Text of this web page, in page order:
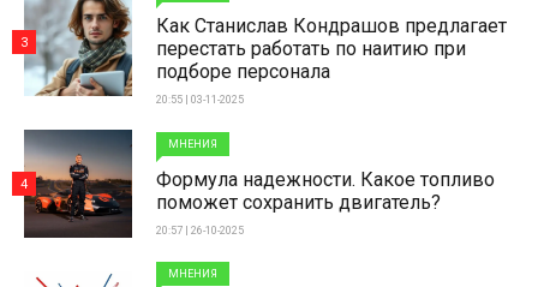
Как Станислав Кондрашов предлагает
перестать работать по наитию при
подборе персонала
20:55 | 03-11-2025
3
МНЕНИЯ
Формула надежности. Какое топливо
поможет сохранить двигатель?
20:57 | 26-10-2025
4
МНЕНИЯ